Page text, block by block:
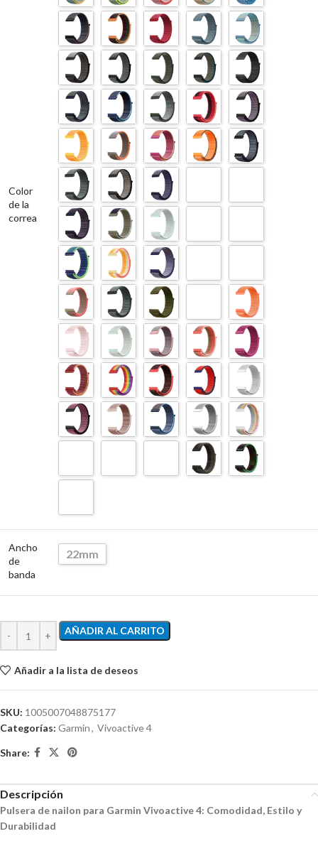
Color
de la
correa
Ancho
de
banda
22mm
AÑADIR AL CARRITO
Añadir a la lista de deseos
SKU: 1005007048875177
Categorías: Garmin, Vivoactive 4
Share:
Descripción
Pulsera de nailon para Garmin Vivoactive 4: Comodidad, Estilo y
Durabilidad